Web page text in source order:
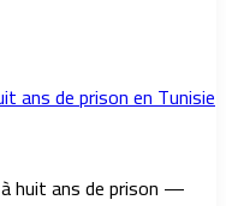
ans de prison en Tunisie
huit ans de prison —